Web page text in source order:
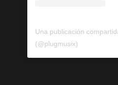
Una publicación
(@plugmusix)